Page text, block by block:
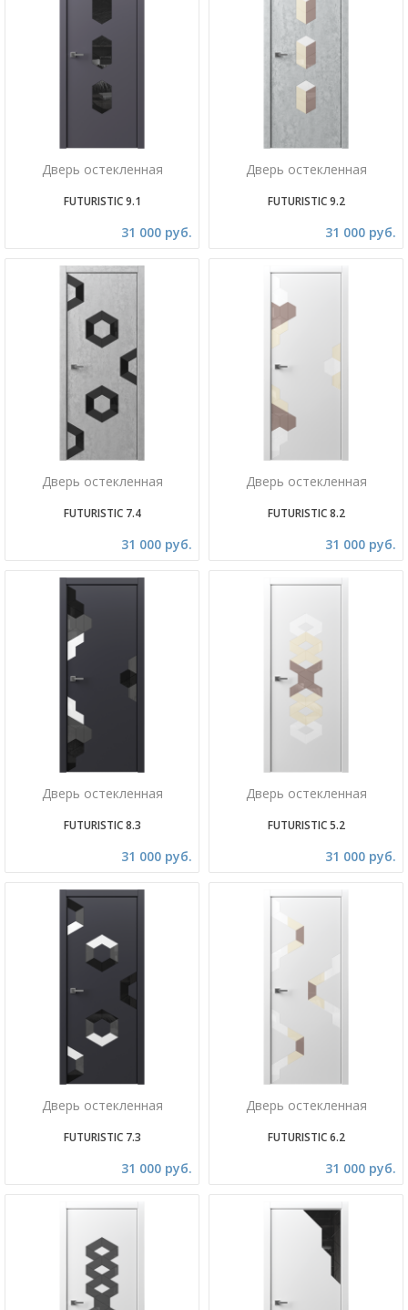
Дверь остекленная
FUTURISTIC 9.1
31 000 руб.
Дверь остекленная
FUTURISTIC 9.2
31 000 руб.
Дверь остекленная
FUTURISTIC 7.4
31 000 руб.
Дверь остекленная
FUTURISTIC 8.2
31 000 руб.
Дверь остекленная
FUTURISTIC 8.3
31 000 руб.
Дверь остекленная
FUTURISTIC 5.2
31 000 руб.
Дверь остекленная
FUTURISTIC 7.3
31 000 руб.
Дверь остекленная
FUTURISTIC 6.2
31 000 руб.